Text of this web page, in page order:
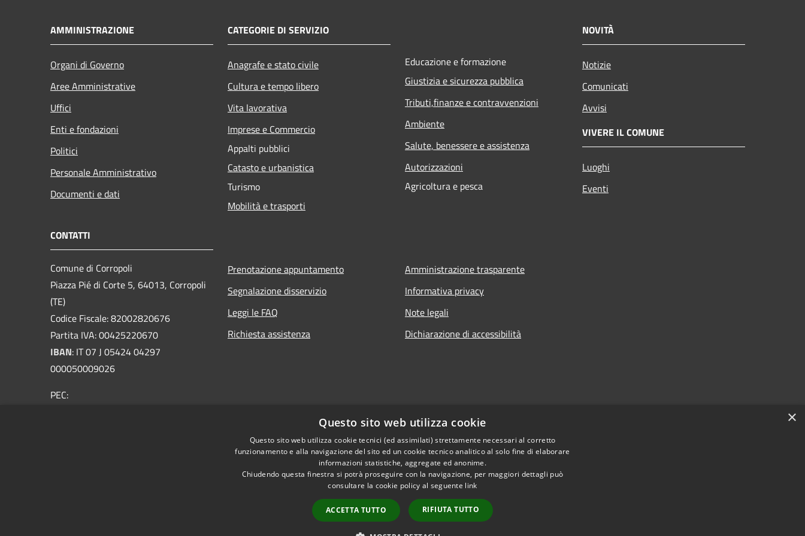
AMMINISTRAZIONE
Organi di Governo
Aree Amministrative
Uffici
Enti e fondazioni
Politici
Personale Amministrativo
Documenti e dati
CATEGORIE DI SERVIZIO
Anagrafe e stato civile
Cultura e tempo libero
Vita lavorativa
Imprese e Commercio
Appalti pubblici
Catasto e urbanistica
Turismo
Mobilità e trasporti
Educazione e formazione
Giustizia e sicurezza pubblica
Tributi,finanze e contravvenzioni
Ambiente
Salute, benessere e assistenza
Autorizzazioni
Agricoltura e pesca
NOVITÀ
Notizie
Comunicati
Avvisi
VIVERE IL COMUNE
Luoghi
Eventi
CONTATTI
Comune di Corropoli
Piazza Pié di Corte 5, 64013, Corropoli
(TE)
Codice Fiscale: 82002820676
Partita IVA: 00425220670
IBAN: IT 07 J 05424 04297
000050009026
PEC:
Prenotazione appuntamento
Segnalazione disservizio
Leggi le FAQ
Richiesta assistenza
Amministrazione trasparente
Informativa privacy
Note legali
Dichiarazione di accessibilità
×
Questo sito web utilizza cookie
Questo sito web utilizza cookie tecnici (ed assimilati) strettamente necessari al corretto
funzionamento e alla navigazione del sito ed un cookie tecnico analitico al solo fine di elaborare
informazioni statistiche, aggregate ed anonime.
Chiudendo questa finestra si potrà proseguire con la navigazione, per maggiori dettagli può
consultare la cookie policy al seguente link
ACCETTA TUTTO RIFIUTA TUTTO